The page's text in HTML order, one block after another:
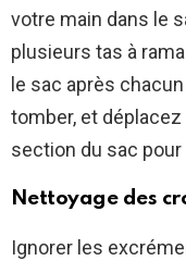
votre main dans le
plusieurs tas à
le sac après
tomber, et
section du sac
Nettoyage des
Ignorer les